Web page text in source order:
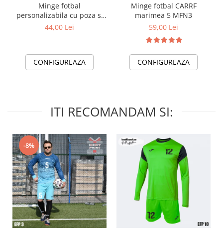
Minge fotbal
personalizabila cu poza si
text MFN12
44,00 Lei
CONFIGUREAZA
Minge fotbal CARRF
marimea 5 MFN3
59,00 Lei
CONFIGUREAZA
ITI RECOMANDAM SI:
-8%